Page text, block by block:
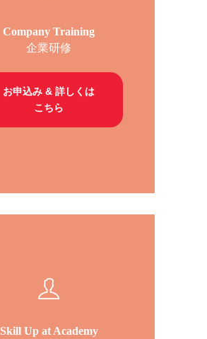
Company Training
企業研修
お申込み & 詳しくは
こちら
Skill Up at Academy